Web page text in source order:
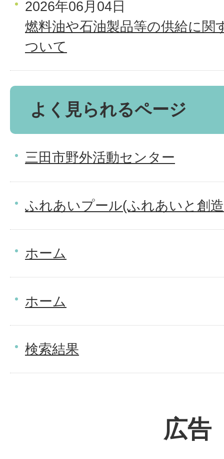
2026年06月04日
燃料油や石油製品等の供給に関
ついて
よく見られるページ
三田市野外活動センター
ふれあいプール(ふれあいと創
ホーム
ホーム
検索結果
広告